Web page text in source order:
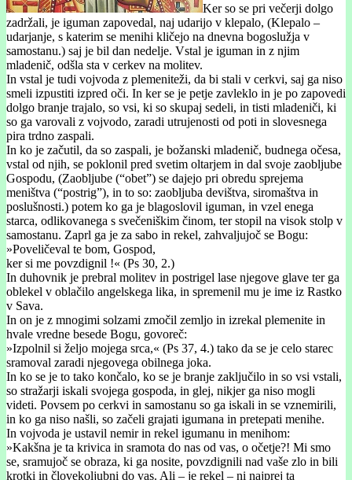
Ker so se pri večerji dolgo
zadržali, je iguman zapovedal, naj udarijo v klepalo, (Klepalo –
udarjanje, s katerim se menihi kličejo na dnevna bogoslužja v
samostanu.) saj je bil dan nedelje. Vstal je iguman in z njim
mladenič, odšla sta v cerkev na molitev.
In vstal je tudi vojvoda z plemeniteži, da bi stali v cerkvi, saj ga niso
smeli izpustiti izpred oči. In ker se je petje zavleklo in je po zapovedi
dolgo branje trajalo, so vsi, ki so skupaj sedeli, in tisti mladeniči, ki
so ga varovali z vojvodo, zaradi utrujenosti od poti in slovesnega
pira trdno zaspali.
In ko je začutil, da so zaspali, je božanski mladenič, budnega očesa,
vstal od njih, se poklonil pred svetim oltarjem in dal svoje zaobljube
Gospodu, (Zaobljube (“obet”) se dajejo pri obredu sprejema
meništva (“postrig”), in to so: zaobljuba devištva, siromaštva in
poslušnosti.) potem ko ga je blagoslovil iguman, in vzel enega
starca, odlikovanega s svečeniškim činom, ter stopil na visok stolp v
samostanu. Zaprl ga je za sabo in rekel, zahvaljujoč se Bogu:
»Poveličeval te bom, Gospod,
ker si me povzdignil !« (Ps 30, 2.)
In duhovnik je prebral molitev in postrigel lase njegove glave ter ga
oblekel v oblačilo angelskega lika, in spremenil mu je ime iz Rastko
v Sava.
In on je z mnogimi solzami zmočil zemljo in izrekal plemenite in
hvale vredne besede Bogu, govoreč:
»Izpolnil si željo mojega srca,« (Ps 37, 4.) tako da se je celo starec
sramoval zaradi njegovega obilnega joka.
In ko se je to tako končalo, ko se je branje zaključilo in so vsi vstali,
so stražarji iskali svojega gospoda, in glej, nikjer ga niso mogli
videti. Povsem po cerkvi in samostanu so ga iskali in se vznemirili,
in ko ga niso našli, so začeli grajati igumana in pretepati menihe.
In vojvoda je ustavil nemir in rekel igumanu in menihom:
»Kakšna je ta krivica in sramota do nas od vas, o očetje?! Mi smo
se, sramujoč se obraza, ki ga nosite, povzdignili nad vaše zlo in bili
krotki in človekoljubni do vas. Ali – je rekel – ni najprej ta